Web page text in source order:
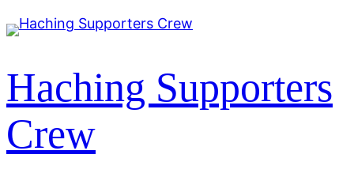
Zum
Inhalt
Haching Supporters
Crew